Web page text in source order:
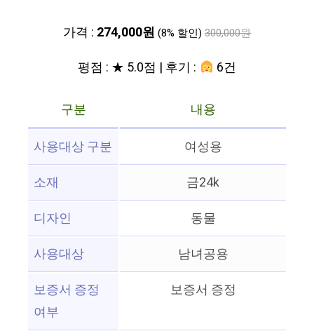
가격 : 274,000원 (8% 할인) 300,000원
평점 : ★ 5.0점 | 후기 : 6건
구분
내용
사용대상 구분
여성용
소재
금24k
디자인
동물
사용대상
남녀공용
보증서 증정
여부
보증서 증정